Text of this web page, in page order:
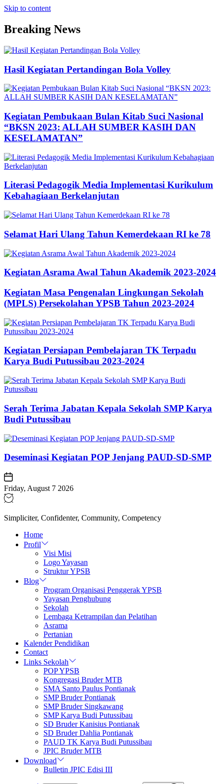
Skip to content
Breaking News
Hasil Kegiatan Pertandingan Bola Volley
Kegiatan Pembukaan Bulan Kitab Suci Nasional
“BKSN 2023: ALLAH SUMBER KASIH DAN
KESELAMATAN”
Literasi Pedagogik Media Implementasi Kurikulum
Kebahagiaan Berkelanjutan
Selamat Hari Ulang Tahun Kemerdekaan RI ke 78
Kegiatan Asrama Awal Tahun Akademik 2023-2024
Kegiatan Masa Pengenalan Lingkungan Sekolah
(MPLS) Persekolahan YPSB Tahun 2023-2024
Kegiatan Persiapan Pembelajaran TK Terpadu
Karya Budi Putussibau 2023-2024
Serah Terima Jabatan Kepala Sekolah SMP Karya
Budi Putussibau
Deseminasi Kegiatan POP Jenjang PAUD-SD-SMP
Friday, August 7 2026
Simpliciter, Confidenter, Community, Competency
Home
Profil
Visi Misi
Logo Yayasan
Struktur YPSB
Blog
Program Organisasi Penggerak YPSB
Yayasan Penghubung
Sekolah
Lembaga Ketrampilan dan Pelatihan
Asrama
Pertanian
Kalender Pendidikan
Contact
Links Sekolah
POP YPSB
Kongregasi Bruder MTB
SMA Santo Paulus Pontianak
SMP Bruder Pontianak
SMP Bruder Singkawang
SMP Karya Budi Putussibau
SD Bruder Kanisius Pontianak
SD Bruder Dahlia Pontianak
PAUD TK Karya Budi Putussibau
JPIC Bruder MTB
Download
Bulletin JPIC Edisi III